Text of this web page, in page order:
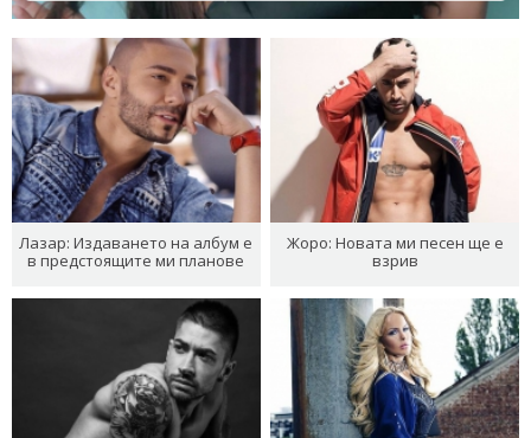
Лазар: Издаването на албум е
в предстоящите ми планове
Жоро: Новата ми песен ще е
взрив